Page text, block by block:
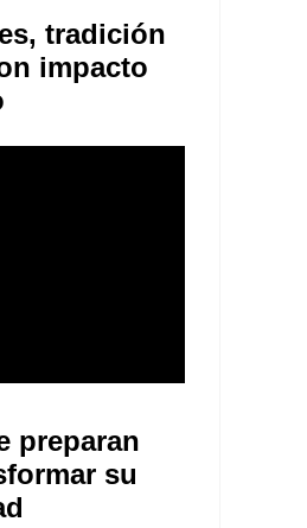
tradición
impacto
preparan
su